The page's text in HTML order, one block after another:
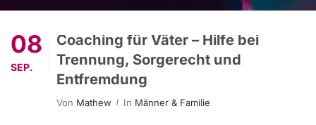
08
SEP.
Coaching für Väter – Hilfe bei
Trennung, Sorgerecht und
Entfremdung
Von Mathew In Männer & Familie